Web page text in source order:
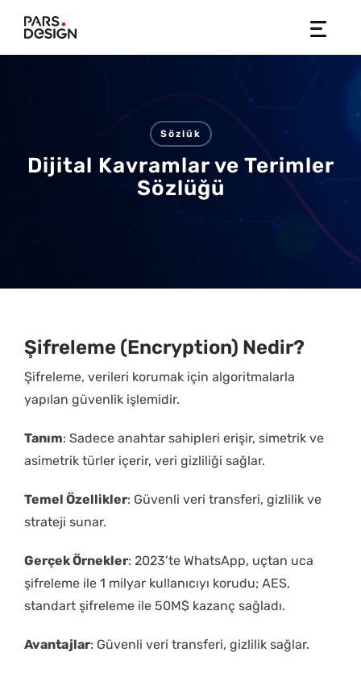
content
Sözlük
Dijital Kavramlar ve Terimler
Sözlüğü
Şifreleme (Encryption) Nedir?
Şifreleme, verileri korumak için algoritmalarla
yapılan güvenlik işlemidir.
Tanım: Sadece anahtar sahipleri erişir, simetrik ve
asimetrik türler içerir, veri gizliliği sağlar.
Temel Özellikler: Güvenli veri transferi, gizlilik ve
strateji sunar.
Gerçek Örnekler: 2023’te WhatsApp, uçtan uca
şifreleme ile 1 milyar kullanıcıyı korudu; AES,
standart şifreleme ile 50M$ kazanç sağladı.
Avantajlar: Güvenli veri transferi, gizlilik sağlar.